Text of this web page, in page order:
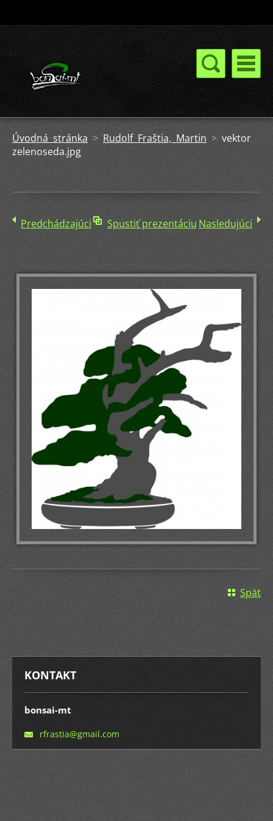
Úvodná stránka > Rudolf Fraštia, Martin > vektor
zelenoseda.jpg
Predchádzajúci Spustiť prezentáciu Nasledujúci
Späť
KONTAKT
bonsai-mt
rfrastia@gmail.com